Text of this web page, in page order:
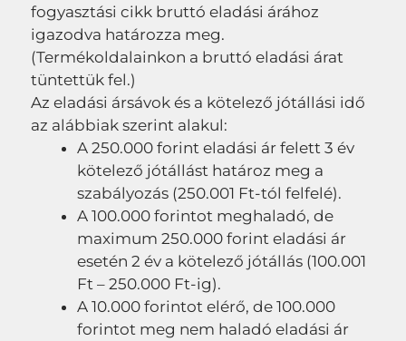
fogyasztási cikk bruttó eladási árához
igazodva határozza meg.
(Termékoldalainkon a bruttó eladási árat
tüntettük fel.)
Az eladási ársávok és a kötelező jótállási idő
az alábbiak szerint alakul:
A 250.000 forint eladási ár felett 3 év
kötelező jótállást határoz meg a
szabályozás (250.001 Ft-tól felfelé).
A 100.000 forintot meghaladó, de
maximum 250.000 forint eladási ár
esetén 2 év a kötelező jótállás (100.001
Ft – 250.000 Ft-ig).
A 10.000 forintot elérő, de 100.000
forintot meg nem haladó eladási ár